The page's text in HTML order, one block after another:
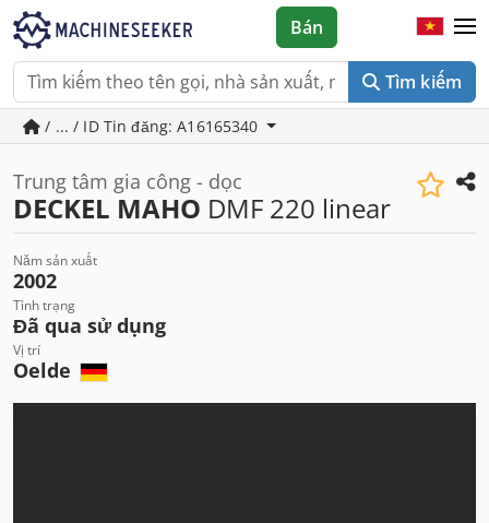
Tìm kiếm
Bán
/ ... / ID Tin đăng: A16165340
Trung tâm gia công - dọc
DECKEL MAHO DMF 220 linear
Năm sản xuất
2002
Tình trạng
Đã qua sử dụng
Vị trí
Oelde